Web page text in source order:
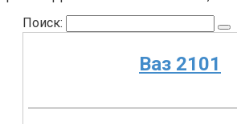
Поиск:
Ваз 2101